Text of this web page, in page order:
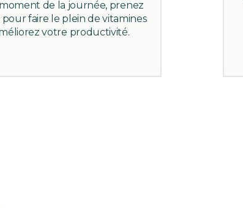
de la journée, prenez
faire le plein de vitamines
votre productivité.